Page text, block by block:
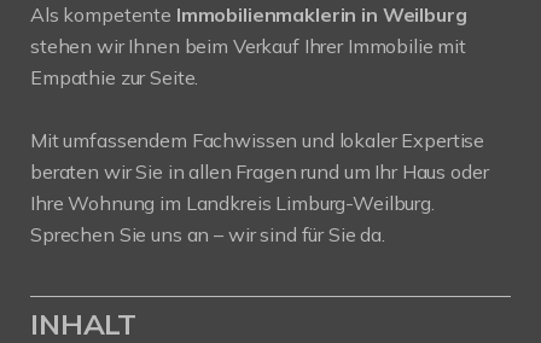
Als kompetente Immobilienmaklerin in Weilburg
stehen wir Ihnen beim Verkauf Ihrer Immobilie mit
Empathie zur Seite.
Mit umfassendem Fachwissen und lokaler Expertise
beraten wir Sie in allen Fragen rund um Ihr Haus oder
Ihre Wohnung im Landkreis Limburg-Weilburg.
Sprechen Sie uns an – wir sind für Sie da.
INHALT